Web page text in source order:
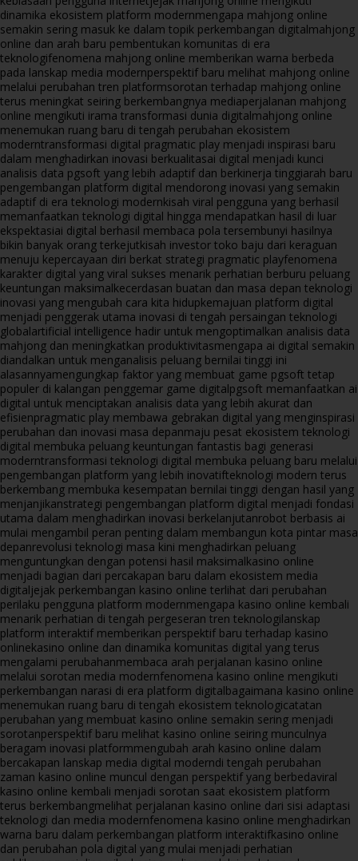
dinamika ekosistem platform modernmengapa mahjong online
semakin sering masuk ke dalam topik perkembangan digitalmahjong
online dan arah baru pembentukan komunitas di era
teknologifenomena mahjong online memberikan warna berbeda
pada lanskap media modernperspektif baru melihat mahjong online
melalui perubahan tren platformsorotan terhadap mahjong online
terus meningkat seiring berkembangnya mediaperjalanan mahjong
online mengikuti irama transformasi dunia digitalmahjong online
menemukan ruang baru di tengah perubahan ekosistem
moderntransformasi digital pragmatic play menjadi inspirasi baru
dalam menghadirkan inovasi berkualitasai digital menjadi kunci
analisis data pgsoft yang lebih adaptif dan berkinerja tinggiarah baru
pengembangan platform digital mendorong inovasi yang semakin
adaptif di era teknologi modernkisah viral pengguna yang berhasil
memanfaatkan teknologi digital hingga mendapatkan hasil di luar
ekspektasiai digital berhasil membaca pola tersembunyi hasilnya
bikin banyak orang terkejutkisah investor toko baju dari keraguan
menuju kepercayaan diri berkat strategi pragmatic playfenomena
karakter digital yang viral sukses menarik perhatian berburu peluang
keuntungan maksimalkecerdasan buatan dan masa depan teknologi
inovasi yang mengubah cara kita hidupkemajuan platform digital
menjadi penggerak utama inovasi di tengah persaingan teknologi
globalartificial intelligence hadir untuk mengoptimalkan analisis data
mahjong dan meningkatkan produktivitasmengapa ai digital semakin
diandalkan untuk menganalisis peluang bernilai tinggi ini
alasannyamengungkap faktor yang membuat game pgsoft tetap
populer di kalangan penggemar game digitalpgsoft memanfaatkan ai
digital untuk menciptakan analisis data yang lebih akurat dan
efisienpragmatic play membawa gebrakan digital yang menginspirasi
perubahan dan inovasi masa depanmaju pesat ekosistem teknologi
digital membuka peluang keuntungan fantastis bagi generasi
moderntransformasi teknologi digital membuka peluang baru melalui
pengembangan platform yang lebih inovatifteknologi modern terus
berkembang membuka kesempatan bernilai tinggi dengan hasil yang
menjanjikanstrategi pengembangan platform digital menjadi fondasi
utama dalam menghadirkan inovasi berkelanjutanrobot berbasis ai
mulai mengambil peran penting dalam membangun kota pintar masa
depanrevolusi teknologi masa kini menghadirkan peluang
menguntungkan dengan potensi hasil maksimalkasino online
menjadi bagian dari percakapan baru dalam ekosistem media
digitaljejak perkembangan kasino online terlihat dari perubahan
perilaku pengguna platform modernmengapa kasino online kembali
menarik perhatian di tengah pergeseran tren teknologilanskap
platform interaktif memberikan perspektif baru terhadap kasino
onlinekasino online dan dinamika komunitas digital yang terus
mengalami perubahanmembaca arah perjalanan kasino online
melalui sorotan media modernfenomena kasino online mengikuti
perkembangan narasi di era platform digitalbagaimana kasino online
menemukan ruang baru di tengah ekosistem teknologicatatan
perubahan yang membuat kasino online semakin sering menjadi
sorotanperspektif baru melihat kasino online seiring munculnya
beragam inovasi platformmengubah arah kasino online dalam
bercakapan lanskap media digital moderndi tengah perubahan
zaman kasino online muncul dengan perspektif yang berbedaviral
kasino online kembali menjadi sorotan saat ekosistem platform
terus berkembangmelihat perjalanan kasino online dari sisi adaptasi
teknologi dan media modernfenomena kasino online menghadirkan
warna baru dalam perkembangan platform interaktifkasino online
dan perubahan pola digital yang mulai menjadi perhatian